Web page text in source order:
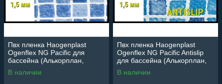
Пвх пленка Haogenplast
Ogenflex NG Pacific для
бассейна (Алькорплан,
мозаика, ширина: 1.65 м.)
В наличии
Пвх пленка Haogenplast
Ogenflex NG Pacific Antislip
для бассейна (Алькорплан,
мозаика, ширина: 1.65 м.)
В наличии